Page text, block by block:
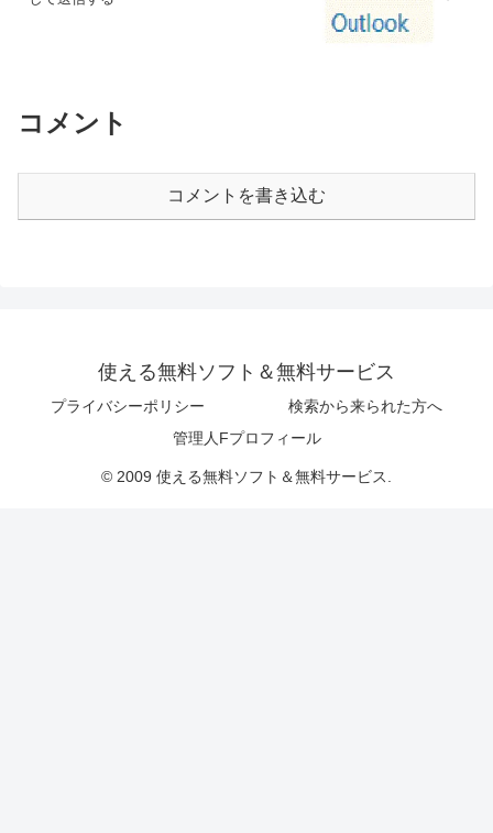
コメント
コメントを書き込む
使える無料ソフト＆無料サービス
プライバシーポリシー
検索から来られた方へ
管理人Fプロフィール
© 2009 使える無料ソフト＆無料サービス.